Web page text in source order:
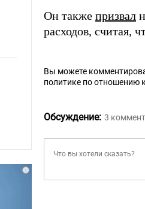
Он также призвал
расходов, считая,
Вы можете
политике по отношению
Обсуждение: 3